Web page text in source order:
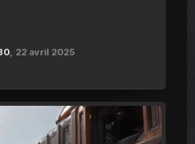
, 22 avril 2025